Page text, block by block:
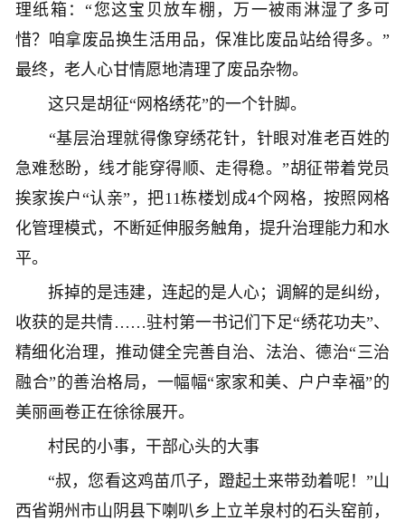
理纸箱：“您这宝贝放车棚，万一被雨淋湿了多可
惜？咱拿废品换生活用品，保准比废品站给得多。”
最终，老人心甘情愿地清理了废品杂物。
这只是胡征“网格绣花”的一个针脚。
“基层治理就得像穿绣花针，针眼对准老百姓的
急难愁盼，线才能穿得顺、走得稳。”胡征带着党员
挨家挨户“认亲”，把11栋楼划成4个网格，按照网格
化管理模式，不断延伸服务触角，提升治理能力和水
平。
拆掉的是违建，连起的是人心；调解的是纠纷，
收获的是共情……驻村第一书记们下足“绣花功夫”、
精细化治理，推动健全完善自治、法治、德治“三治
融合”的善治格局，一幅幅“家家和美、户户幸福”的
美丽画卷正在徐徐展开。
村民的小事，干部心头的大事
“叔，您看这鸡苗爪子，蹬起土来带劲着呢！”山
西省朔州市山阴县下喇叭乡上立羊泉村的石头窑前，